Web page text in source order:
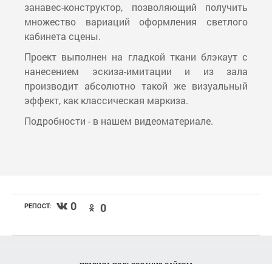
занавес-конструктор, позволяющий получить
множество вариаций оформления светлого
кабинета сцены.
Проект выполнен на гладкой ткани блэкаут с
нанесением эскиза-имитации и из зала
производит абсолютно такой же визуальный
эффект, как классическая маркиза.
Подробности - в нашем видеоматериале.
РЕПОСТ: 0 0